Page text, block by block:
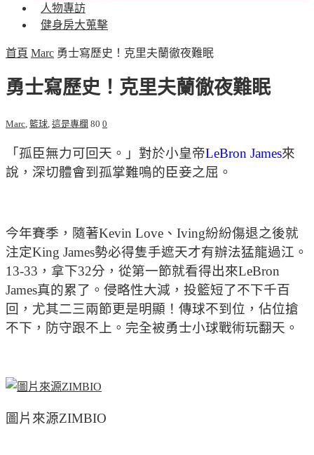
人物專訪
健身房大蒐擊
首頁 Marc 勇士寫歷史！克里夫蘭徹夜難眠
勇士寫歷史！克里夫蘭徹夜難眠
Marc 籃球 這是專欄 80 0
「孤臣無力可回天。」對於小皇帝LeBron James來
說，深切體會到孤掌難鳴的臣妾之屈。
今年賽季，隨著Kevin Love、Iving紛紛傷退之後就
注定King James勢必得隻手遮天才有辦法猛龍過江。
13-33，拿下32分，從第一節就看得出來LeBron
James真的累了。侵略性大減，投籃短了不下千百
回，尤其二三兩節更是明顯！傳球不到位，佔位搶
不下，防守跟不上。完全被勇士小球戰術玩翻天。
圖片來源ZIMBIO